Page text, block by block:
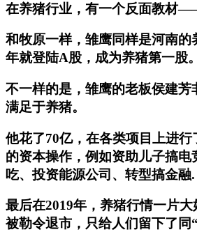
在养猪行业，有一个反面教材
和牧原一样，雏鹰同样是河南的
年就登陆A股，成为养猪第一股。
不一样的是，雏鹰的老板侯建芳
满足于养猪。
他花了70亿，在各类项目上进
的资本操作，例如资助儿子搞电
吃、投资能源公司、转型搞金融.
最后在2019年，养猪行情一片
被勒令退市，只给人们留下了同